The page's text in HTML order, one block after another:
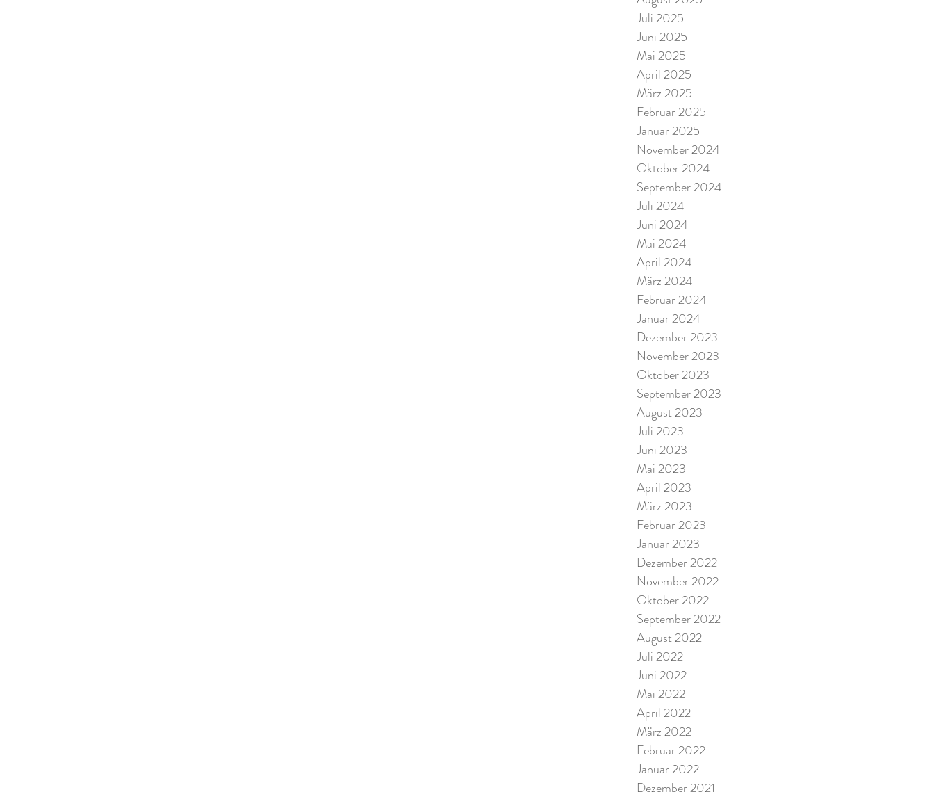
Juli 2025
Juni 2025
Mai 2025
April 2025
März 2025
Februar 2025
Januar 2025
November 2024
Oktober 2024
September 2024
Juli 2024
Juni 2024
Mai 2024
April 2024
März 2024
Februar 2024
Januar 2024
Dezember 2023
November 2023
Oktober 2023
September 2023
August 2023
Juli 2023
Juni 2023
Mai 2023
April 2023
März 2023
Februar 2023
Januar 2023
Dezember 2022
November 2022
Oktober 2022
September 2022
August 2022
Juli 2022
Juni 2022
Mai 2022
April 2022
März 2022
Februar 2022
Januar 2022
Dezember 2021